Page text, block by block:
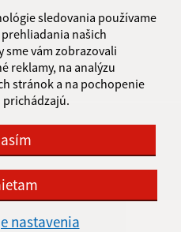
sledovania používame
našich
sme vám zobrazovali
reklamy, na analýzu
stránok a na pochopenie
nastavenia
90 205